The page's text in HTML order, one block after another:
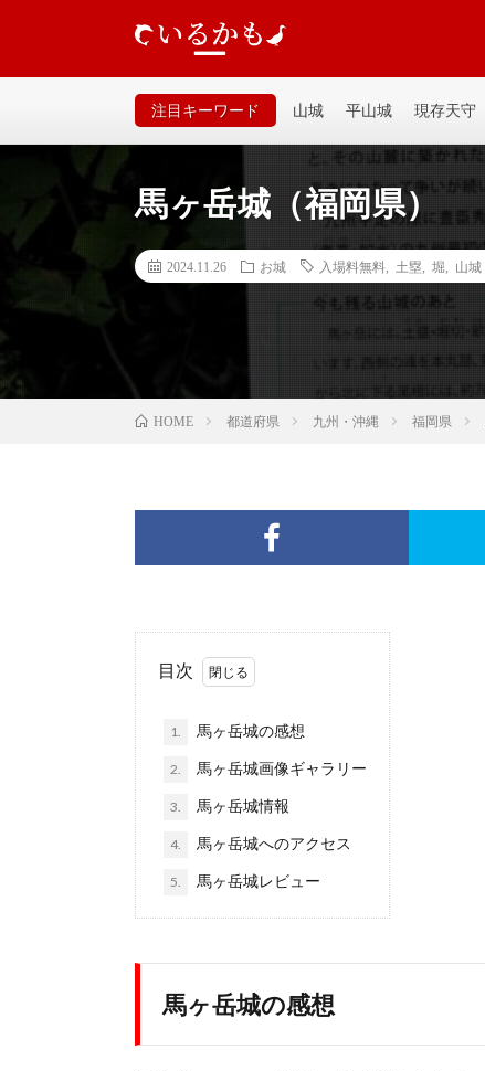
るいサイトなので気軽に見てください。
注目キーワード 山城 平山城 現存天守
馬ヶ岳城（福岡県）
2024.11.26 お城 入場料無料 土塁 堀 山城
HOME 都道府県 九州・沖縄 福岡県
目次
1. 馬ヶ岳城の感想
2. 馬ヶ岳城画像ギャラリー
3. 馬ヶ岳城情報
4. 馬ヶ岳城へのアクセス
5. 馬ヶ岳城レビュー
馬ヶ岳城の感想